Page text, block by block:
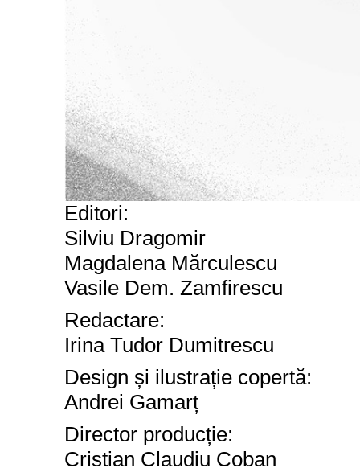
Editori:
Silviu Dragomir
Magdalena Mărculescu
Vasile Dem. Zamfirescu
Redactare:
Irina Tudor Dumitrescu
Design și ilustrație copertă:
Andrei Gamarț
Director producție:
Cristian Claudiu Coban